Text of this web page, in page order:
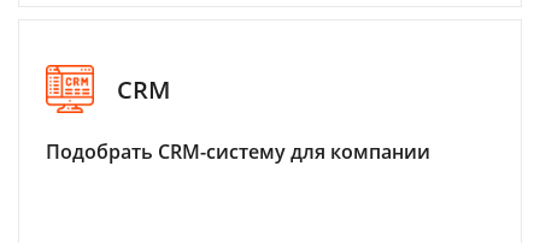
CRM
Подобрать CRM-систему для компании